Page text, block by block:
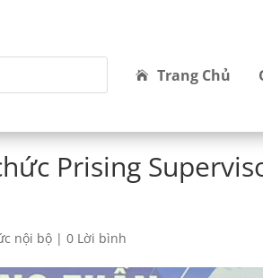
Trang Chủ
Prising
nội bộ |0 Lời bình